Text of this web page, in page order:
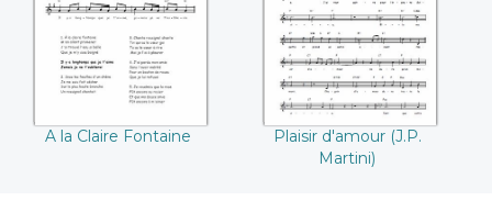
A la Claire Fontaine
Plaisir d'amour (J.P.
Martini)